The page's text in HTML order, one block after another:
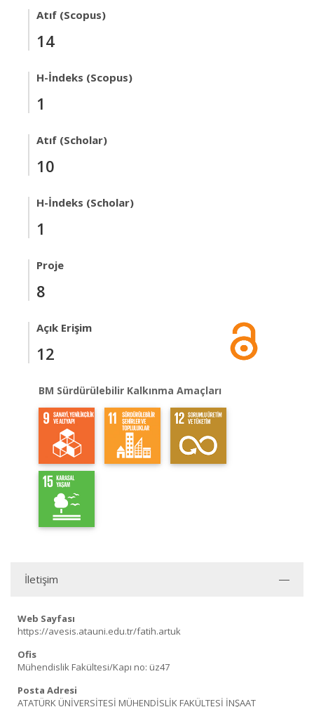
Atıf (Scopus)
14
H-İndeks (Scopus)
1
Atıf (Scholar)
10
H-İndeks (Scholar)
1
Proje
8
Açık Erişim
12
BM Sürdürülebilir Kalkınma Amaçları
İletişim
Web Sayfası
https://avesis.atauni.edu.tr/fatih.artuk
Ofis
Mühendislik Fakültesi/Kapı no: üz47
Posta Adresi
ATATÜRK ÜNİVERSİTESİ MÜHENDİSLİK FAKÜLTESİ İNŞAAT